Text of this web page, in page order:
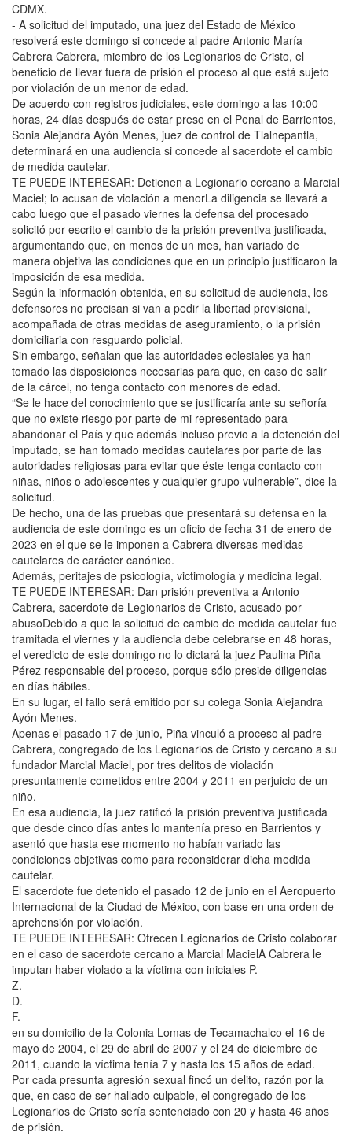
CDMX.
- A solicitud del imputado, una juez del Estado de México
resolverá este domingo si concede al padre Antonio María
Cabrera Cabrera, miembro de los Legionarios de Cristo, el
beneficio de llevar fuera de prisión el proceso al que está sujeto
por violación de un menor de edad.
De acuerdo con registros judiciales, este domingo a las 10:00
horas, 24 días después de estar preso en el Penal de Barrientos,
Sonia Alejandra Ayón Menes, juez de control de Tlalnepantla,
determinará en una audiencia si concede al sacerdote el cambio
de medida cautelar.
TE PUEDE INTERESAR: Detienen a Legionario cercano a Marcial
Maciel; lo acusan de violación a menorLa diligencia se llevará a
cabo luego que el pasado viernes la defensa del procesado
solicitó por escrito el cambio de la prisión preventiva justificada,
argumentando que, en menos de un mes, han variado de
manera objetiva las condiciones que en un principio justificaron la
imposición de esa medida.
Según la información obtenida, en su solicitud de audiencia, los
defensores no precisan si van a pedir la libertad provisional,
acompañada de otras medidas de aseguramiento, o la prisión
domiciliaria con resguardo policial.
Sin embargo, señalan que las autoridades eclesiales ya han
tomado las disposiciones necesarias para que, en caso de salir
de la cárcel, no tenga contacto con menores de edad.
“Se le hace del conocimiento que se justificaría ante su señoría
que no existe riesgo por parte de mi representado para
abandonar el País y que además incluso previo a la detención del
imputado, se han tomado medidas cautelares por parte de las
autoridades religiosas para evitar que éste tenga contacto con
niñas, niños o adolescentes y cualquier grupo vulnerable”, dice la
solicitud.
De hecho, una de las pruebas que presentará su defensa en la
audiencia de este domingo es un oficio de fecha 31 de enero de
2023 en el que se le imponen a Cabrera diversas medidas
cautelares de carácter canónico.
Además, peritajes de psicología, victimología y medicina legal.
TE PUEDE INTERESAR: Dan prisión preventiva a Antonio
Cabrera, sacerdote de Legionarios de Cristo, acusado por
abusoDebido a que la solicitud de cambio de medida cautelar fue
tramitada el viernes y la audiencia debe celebrarse en 48 horas,
el veredicto de este domingo no lo dictará la juez Paulina Piña
Pérez responsable del proceso, porque sólo preside diligencias
en días hábiles.
En su lugar, el fallo será emitido por su colega Sonia Alejandra
Ayón Menes.
Apenas el pasado 17 de junio, Piña vinculó a proceso al padre
Cabrera, congregado de los Legionarios de Cristo y cercano a su
fundador Marcial Maciel, por tres delitos de violación
presuntamente cometidos entre 2004 y 2011 en perjuicio de un
niño.
En esa audiencia, la juez ratificó la prisión preventiva justificada
que desde cinco días antes lo mantenía preso en Barrientos y
asentó que hasta ese momento no habían variado las
condiciones objetivas como para reconsiderar dicha medida
cautelar.
El sacerdote fue detenido el pasado 12 de junio en el Aeropuerto
Internacional de la Ciudad de México, con base en una orden de
aprehensión por violación.
TE PUEDE INTERESAR: Ofrecen Legionarios de Cristo colaborar
en el caso de sacerdote cercano a Marcial MacielA Cabrera le
imputan haber violado a la víctima con iniciales P.
Z.
D.
F.
en su domicilio de la Colonia Lomas de Tecamachalco el 16 de
mayo de 2004, el 29 de abril de 2007 y el 24 de diciembre de
2011, cuando la víctima tenía 7 y hasta los 15 años de edad.
Por cada presunta agresión sexual fincó un delito, razón por la
que, en caso de ser hallado culpable, el congregado de los
Legionarios de Cristo sería sentenciado con 20 y hasta 46 años
de prisión.